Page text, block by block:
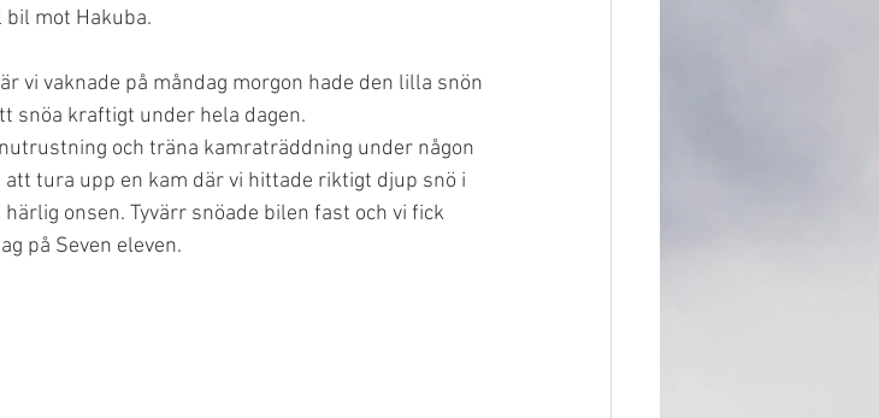
mot Hakuba.
vi vaknade på måndag morgon hade den lilla snön
snöa kraftigt under hela dagen.
och träna kamraträddning under någon
tura upp en kam där vi hittade riktigt djup snö i
onsen. Tyvärr snöade bilen fast och vi fick
på Seven eleven.